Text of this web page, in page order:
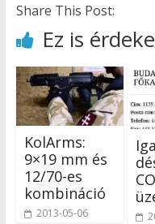
Share This Post:
Ez is
KolArms:
9×19 mm és
12/70-es
kombináció
2013-05-06